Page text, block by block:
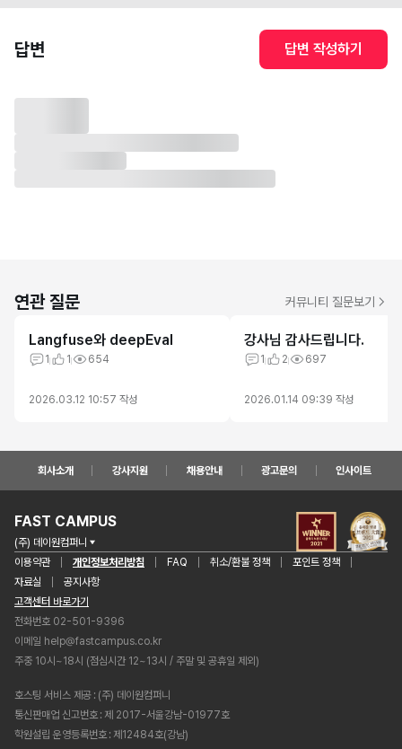
답변 답변 작성하기
연관 질문 커뮤니티 질문보기
Langfuse와 deepEval
1 1 654
2026.03.12 10:57 작성
강사님 감사드립니다.
1 2 697
2026.01.14 09:39 작성
회사소개 강사지원 채용안내 광고문의 인사이트
FAST CAMPUS
(주) 데이원컴퍼니
이용약관
개인정보처리방침 FAQ 취소/환불 정책
포인트 정책
자료실
공지사항
고객센터 바로가기
전화번호 02-501-9396
이메일 help@fastcampus.co.kr
주중 10시~18시 (점심시간 12~13시 / 주말 및 공휴일 제외)
호스팅 서비스 제공 (주) 데이원컴퍼니
통신판매업 신고번호 제 2017-서울강남-01977호
학원설립 운영등록번호 제12484호(강남)